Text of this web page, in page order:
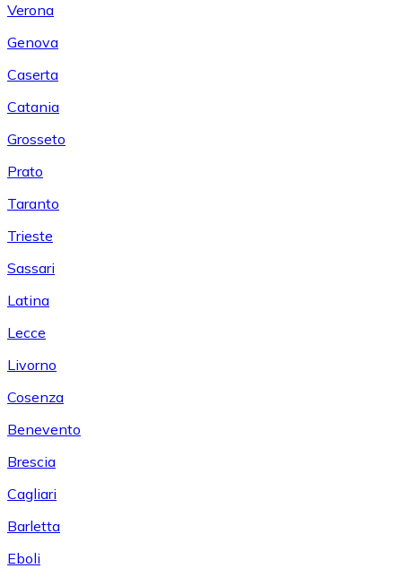
Verona
Genova
Caserta
Catania
Grosseto
Prato
Taranto
Trieste
Sassari
Latina
Lecce
Livorno
Cosenza
Benevento
Brescia
Cagliari
Barletta
Eboli